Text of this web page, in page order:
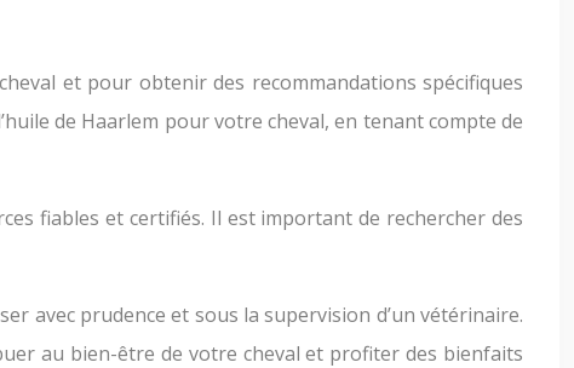
et pour obtenir des recommandations spécifiques
de Haarlem pour votre cheval, en tenant compte de
fiables et certifiés. Il est important de rechercher des
avec prudence et sous la supervision d’un vétérinaire.
au bien-être de votre cheval et profiter des bienfaits